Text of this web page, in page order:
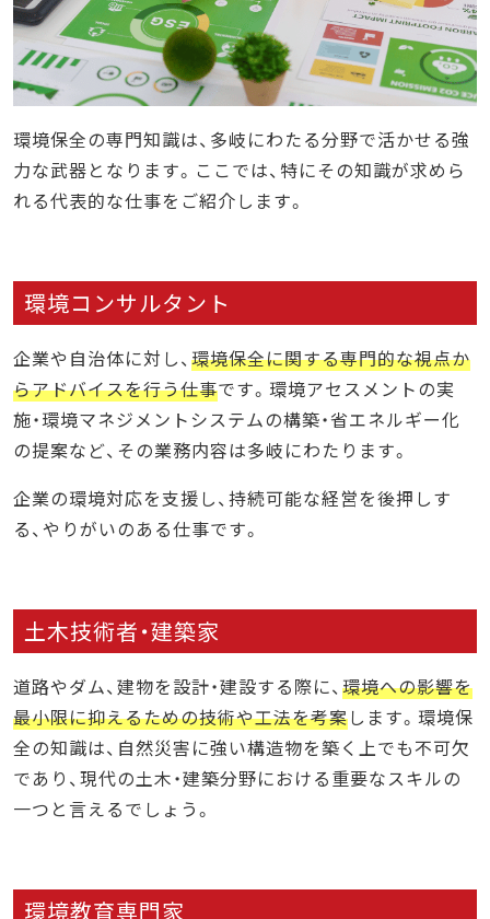
環境保全の専門知識は、多岐にわたる分野で活かせる強
力な武器となります。ここでは、特にその知識が求めら
れる代表的な仕事をご紹介します。
環境コンサルタント
企業や自治体に対し、環境保全に関する専門的な視点か
らアドバイスを行う仕事です。環境アセスメントの実
施・環境マネジメントシステムの構築・省エネルギー化
の提案など、その業務内容は多岐にわたります。
企業の環境対応を支援し、持続可能な経営を後押しす
る、やりがいのある仕事です。
土木技術者・建築家
道路やダム、建物を設計・建設する際に、環境への影響を
最小限に抑えるための技術や工法を考案します。環境保
全の知識は、自然災害に強い構造物を築く上でも不可欠
であり、現代の土木・建築分野における重要なスキルの
一つと言えるでしょう。
環境教育専門家